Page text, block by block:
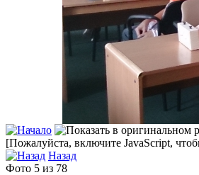
[Пожалуйста, включите JavaScript,
Назад
Фото 5 из 78